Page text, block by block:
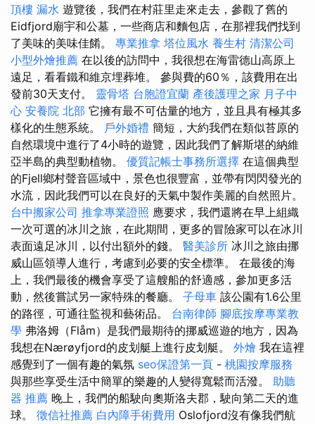
頂樓 漏水 遊覽後，我們在村莊里走來走去，參觀了舊的
Eidfjord廟宇和公墓，一些商店和麵包店，在那裡我們找到
了美味的美味佳餚。 專業推拿 塔位風水 養生村 清潔公司
小型外燴推薦 在以後的訪問中，我很想在海雷德山高原上
遠足，看看鐵和維京埋葬堆。 參與費的60％，該費用在出
發前30天支付。 靈骨塔 台胞證宜蘭 產後護理之家 月子中
心 安養院 北部 它擁有最不可估量的地方，並且具有極其多
樣化的生態系統。 戶外婚禮 簡短，大約我們在類似苔原的
自然環境中進行了4小時的遊覽，因此我們了解斯堪的納維
亞半島的典型動植物。 優質記帳士事務所選擇 在這個典型
的Fjell鄉村聲音區域中，景色也很豐富，並帶有閃閃發光的
水流，因此我們可以在良好的天氣中製作美麗的自然照片。
台中搬家公司 推拿專業證照 應要求，我們還將在早上組織
一次可選的冰川之旅，在此期間，更多的冒險家可以在冰川
表面遠足冰川，以付出額外的錢。 醫美診所 冰川之旅由挪
威山區領導人進行，考慮到必要的安全標準。 在最後的海
上，我們最後的機會享受了這艘船的舒適感，參加更多活
動，然後嘗試另一家特殊的餐廳。 子母車 該公園有1.6公里
的路徑，可通往監視和藝術品。 台南律師 腳底按摩專業教
學 弗洛姆（Flåm）是我們最期待的挪威巡遊的地方，因為
我想在Nærøyfjord的皮划艇上進行皮划艇。 外燴 我在這裡
感覺到了一個有趣的氣氛 seo保證第一頁 - 桃園按摩服務
與那些享受生活中簡單的樂趣的人變得寬鬆而活潑。 助聽
器 推薦 晚上，我們的船駛向奧斯洛夫郡，駛向第二天的進
球。 徵信社推薦 白內障手術費用 Oslofjord沒有像我們航